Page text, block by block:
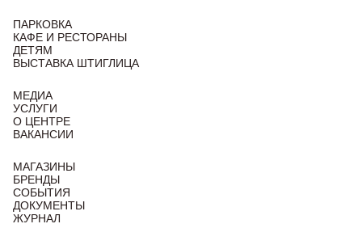
ПАРКОВКА
КАФЕ И РЕСТОРАНЫ
ДЕТЯМ
ВЫСТАВКА ШТИГЛИЦА
МЕДИА
УСЛУГИ
О ЦЕНТРЕ
ВАКАНСИИ
МАГАЗИНЫ
БРЕНДЫ
СОБЫТИЯ
ДОКУМЕНТЫ
ЖУРНАЛ